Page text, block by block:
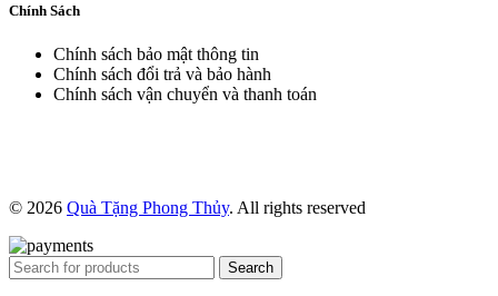
Chính Sách
Chính sách bảo mật thông tin
Chính sách đổi trả và bảo hành
Chính sách vận chuyển và thanh toán
© 2026 Quà Tặng Phong Thủy. All rights reserved
Search